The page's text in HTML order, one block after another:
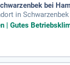
bei
in
Fette
modernste
familiengeführtes
| Gutes